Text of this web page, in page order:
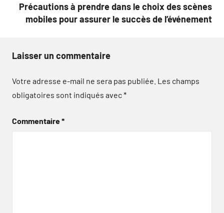
Précautions à prendre dans le choix des scènes
mobiles pour assurer le succès de l’événement
Laisser un commentaire
Votre adresse e-mail ne sera pas publiée. Les champs
obligatoires sont indiqués avec*
Commentaire*